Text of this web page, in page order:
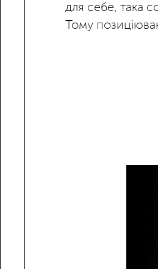
для себе, така
Тому